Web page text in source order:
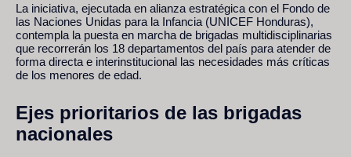
La iniciativa, ejecutada en alianza estratégica con el Fondo de
las Naciones Unidas para la Infancia (UNICEF Honduras),
contempla la puesta en marcha de brigadas multidisciplinarias
que recorrerán los 18 departamentos del país para atender de
forma directa e interinstitucional las necesidades más críticas
de los menores de edad.
Ejes prioritarios de las brigadas
nacionales